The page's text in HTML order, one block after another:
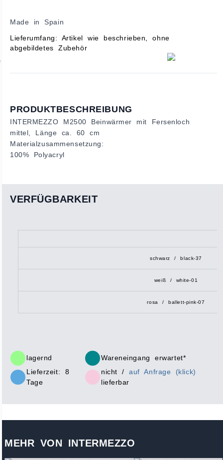
Made in Spain
Lieferumfang: Artikel wie beschrieben, ohne
abgebildetes Zubehör
PRODUKTBESCHREIBUNG
INTERMEZZO M2500 Beinwärmer mit Fersenloch
mittel, Länge ca. 60 cm
Materialzusammensetzung:
100% Polyacryl
VERFÜGBARKEIT
schwarz / black-37
weiß / white-01
rosa / ballett-pink-07
lagernd
Wareneingang erwartet*
Lieferzeit: 8
Tage
nicht /auf Anfrage (klick)
lieferbar
MEHR VON INTERMEZZO